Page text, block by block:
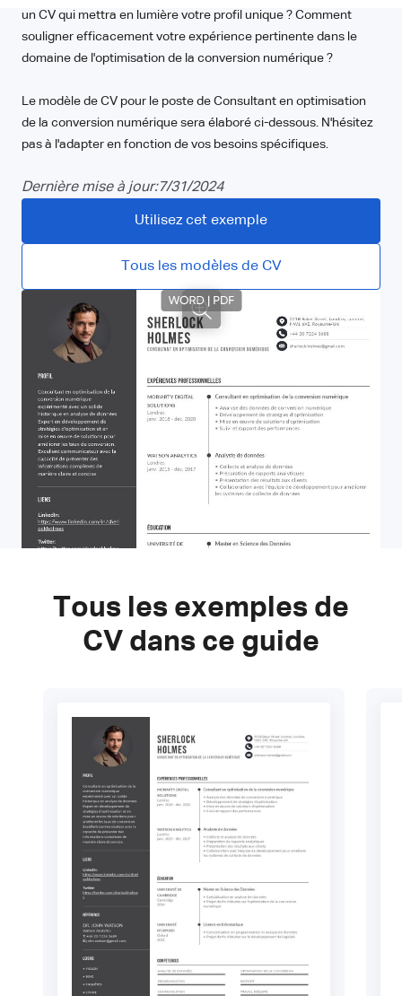
un CV qui mettra en lumière votre profil unique ? Comment
souligner efficacement votre expérience pertinente dans le
domaine de l'optimisation de la conversion numérique ?
Le modèle de CV pour le poste de Consultant en optimisation
de la conversion numérique sera élaboré ci-dessous. N'hésitez
pas à l'adapter en fonction de vos besoins spécifiques.
Dernière mise à jour:7/31/2024
Utilisez cet exemple
Tous les modèles de CV
Tous les exemples de
CV dans ce guide